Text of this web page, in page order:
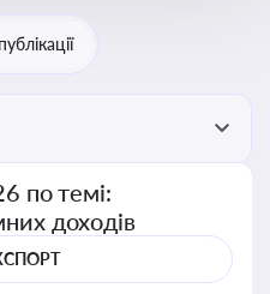
по темі:
доходів